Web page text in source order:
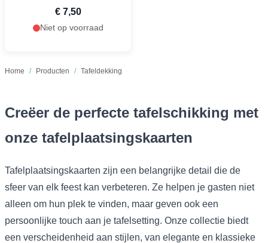
Home / Producten / Tafeldekking
€ 7,50
Niet op voorraad
Creëer de perfecte tafelschikking met
onze tafelplaatsingskaarten
Tafelplaatsingskaarten zijn een belangrijke detail die de
sfeer van elk feest kan verbeteren. Ze helpen je gasten niet
alleen om hun plek te vinden, maar geven ook een
persoonlijke touch aan je tafelsetting. Onze collectie biedt
een verscheidenheid aan stijlen, van elegante en klassieke